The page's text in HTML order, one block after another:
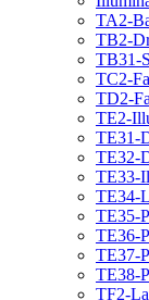
TA2-
TB2-
TB31-
TC2-
TD2-
TE2-
TE31-
TE32-
TE33-
TE34-
TE35-
TE36-
TE37-
TE38-
TF2-